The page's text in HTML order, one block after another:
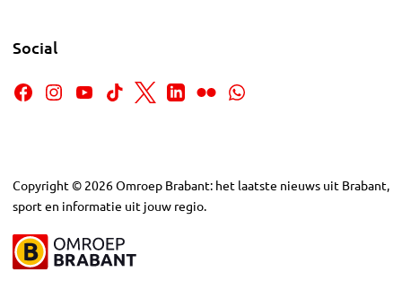
Social
Copyright © 2026Omroep Brabant: het laatste nieuws uit Brabant,
sport en informatie uit jouw regio.